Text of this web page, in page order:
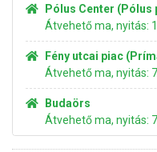
Pólus Center (Pólus
Átvehető ma, nyitás:
Fény utcai piac
Átvehető ma, nyitás:
Budaörs
Átvehető ma, nyitás: